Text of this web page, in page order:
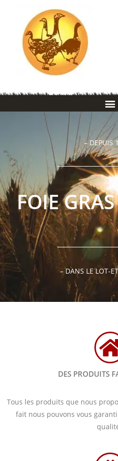
– DEPUIS
FOIE
– DANS LE LOT-
DES PRODUITS
Tous les produits que nous
fait nous pouvons vous